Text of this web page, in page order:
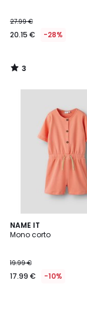
€
en
de
27.99
descuento
aplicado.
27.99 €
20.15 € -28%
3
/
NAME IT
Mono corto
19.99 €
17.99 € -10%